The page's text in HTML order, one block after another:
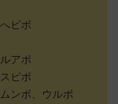
ビボ
アボ
ピボ
ンボ、ウルボ